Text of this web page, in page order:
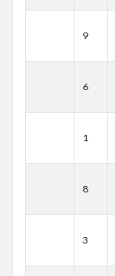
9
6
1
8
3